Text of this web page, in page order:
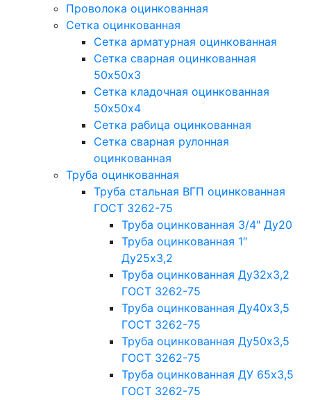
Проволока оцинкованная
Сетка оцинкованная
Сетка арматурная оцинкованная
Сетка сварная оцинкованная
50х50х3
Сетка кладочная оцинкованная
50х50х4
Сетка рабица оцинкованная
Сетка сварная рулонная
оцинкованная
Труба оцинкованная
Труба стальная ВГП оцинкованная
ГОСТ 3262-75
Труба оцинкованная 3/4″ Ду20
Труба оцинкованная 1″
Ду25х3,2
Труба оцинкованная Ду32х3,2
ГОСТ 3262-75
Труба оцинкованная Ду40х3,5
ГОСТ 3262-75
Труба оцинкованная Ду50х3,5
ГОСТ 3262-75
Труба оцинкованная ДУ 65х3,5
ГОСТ 3262-75